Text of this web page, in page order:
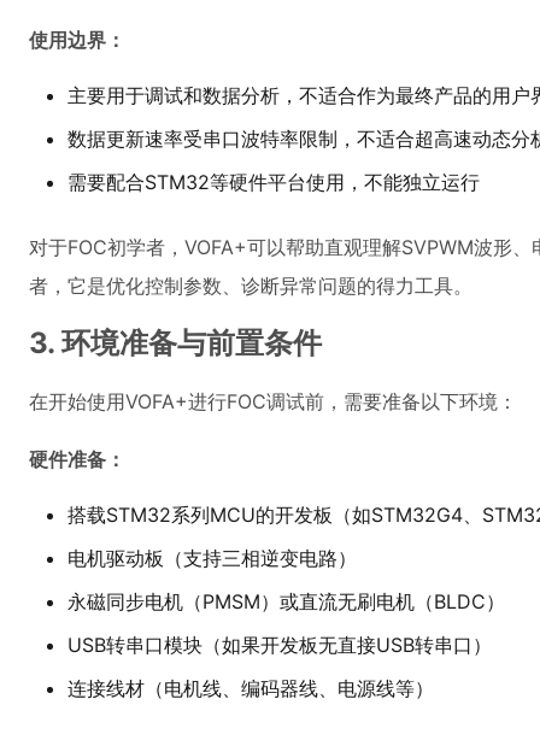
使用边界：
主要用于调试和数据分析，不适合作为最终产品的用户
数据更新速率受串口波特率限制，不适合超高速动态分
需要配合STM32等硬件平台使用，不能独立运行
对于FOC初学者，VOFA+可以帮助直观理解SVPWM波形
者，它是优化控制参数、诊断异常问题的得力工具。
3. 环境准备与前置条件
在开始使用VOFA+进行FOC调试前，需要准备以下环境：
硬件准备：
搭载STM32系列MCU的开发板（如STM32G4、
电机驱动板（支持三相逆变电路）
永磁同步电机（PMSM）或直流无刷电机（BLDC）
USB转串口模块（如果开发板无直接USB转串口）
连接线材（电机线、编码器线、电源线等）